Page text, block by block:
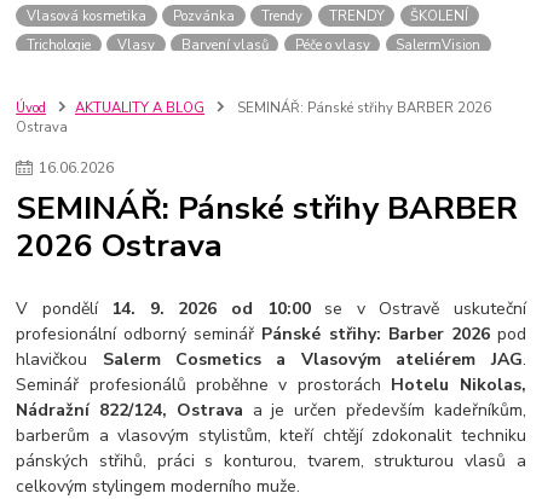
Vlasová kosmetika
Pozvánka Trendy TRENDY
ŠKOLENÍ
Trichologie
Vlasy Barvení vlasů Péče o vlasy
SalermVision
Blond
Pleťová kosmetika GDPR
pro kadeřníky
ochrana osobních údajů
keratin shot
Salerm Cosmetcs
Dětská kosmetika
Pro děti Brvení Inspirace
Úvod AKTUALITY A BLOG
SEMINÁŘ: Pánské střihy BARBER 2026
Ostrava
16.06.2026
SEMINÁŘ: Pánské střihy BARBER
2026 Ostrava
V pondělí 14. 9. 2026 od 10:00se v Ostravě uskuteční
profesionální odborný seminář Pánské střihy: Barber 2026pod
hlavičkou Salerm Cosmetics a Vlasovým ateliérem JAG.
Seminář profesionálů proběhne v prostorách Hotelu Nikolas,
Nádražní 822/124, Ostrava a je určen především kadeřníkům,
barberům a vlasovým stylistům, kteří chtějí zdokonalit techniku
pánských střihů, práci s konturou, tvarem, strukturou vlasů a
celkovým stylingem moderního muže.